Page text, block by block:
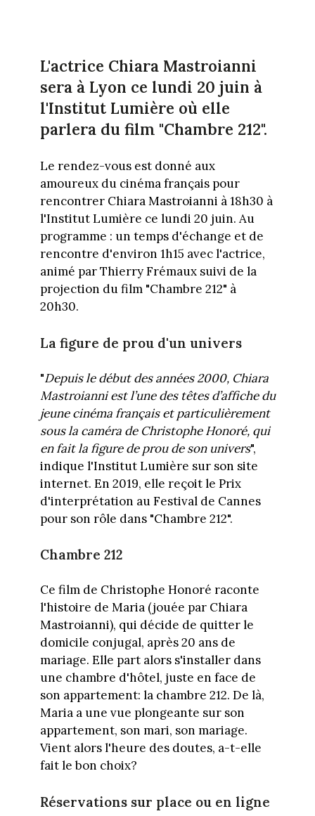
L'actrice Chiara Mastroianni
sera à Lyon ce lundi 20 juin à
l'Institut Lumière où elle
parlera du film "Chambre 212".
Le rendez-vous est donné aux
amoureux du cinéma français pour
rencontrer Chiara Mastroianni à 18h30 à
l'Institut Lumière ce lundi 20 juin. Au
programme : un temps d'échange et de
rencontre d'environ 1h15 avec l'actrice,
animé par Thierry Frémaux suivi de la
projection du film "Chambre 212" à
20h30.
La figure de prou d'un univers
"Depuis le début des années 2000, Chiara
Mastroianni est l’une des têtes d’affiche du
jeune cinéma français et particulièrement
sous la caméra de Christophe Honoré, qui
en fait la figure de prou de son univers",
indique l'Institut Lumière sur son site
internet. En 2019, elle reçoit le Prix
d'interprétation au Festival de Cannes
pour son rôle dans "Chambre 212".
Chambre 212
Ce film de Christophe Honoré raconte
l'histoire de Maria (jouée par Chiara
Mastroianni), qui décide de quitter le
domicile conjugal, après 20 ans de
mariage. Elle part alors s'installer dans
une chambre d'hôtel, juste en face de
son appartement: la chambre 212. De là,
Maria a une vue plongeante sur son
appartement, son mari, son mariage.
Vient alors l'heure des doutes, a-t-elle
fait le bon choix?
Réservations sur place ou en ligne